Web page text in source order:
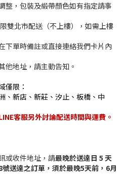
整，包裝及緞帶顏色如有指定請事
雙北市配送（不上樓），如需上樓
下單時備註或直接連絡我們卡片內
他地址，請主動告知。
僅限：
、新店、新莊、汐止、板橋、中
客服另外討論配送時間與運費。
或收件地址，請最晚於送達日 5 天
送達之訂單，須於最晚5天前，6月